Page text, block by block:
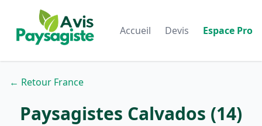
Accueil Devis Espace Pro
← Retour France
Paysagistes Calvados (14)